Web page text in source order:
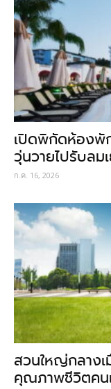
เปิดพิกัดห้องพั
วุ่นวายไปรับลม
ก.ค. 16, 2026
สวนใหญ่กลาง
คุณภาพชีวิตคน